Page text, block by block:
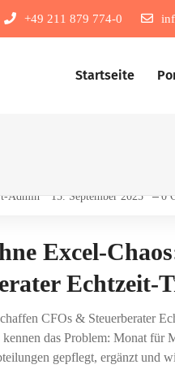
+49 211 879 774-0
Startseite
Admin 15. September 2025 0
Excel-
Echtzeit-
CFOs & Steuerberater
das Problem: Monat für
gepflegt, ergänzt und